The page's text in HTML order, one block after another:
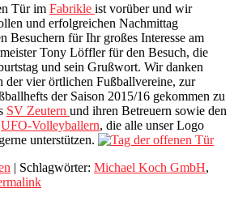
Tür im Fabrikle ist vorüber und wir
und erfolgreichen Nachmittag
Besuchern für Ihr großes Interesse am
Tony Löffler für den Besuch, die
und sein Grußwort. Wir danken
der vier örtlichen Fußballvereine, zur
der Saison 2015/16 gekommen zu
SV Zeutern und ihren Betreuern sowie den
UFO-Volleyballern, die alle unser Logo
unterstützen.
| Schlagwörter: Michael Koch GmbH,